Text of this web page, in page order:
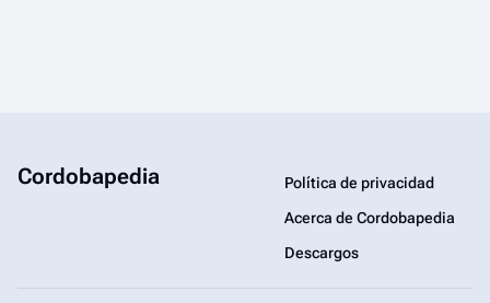
Cordobapedia
Política de privacidad
Acerca de Cordobapedia
Descargos